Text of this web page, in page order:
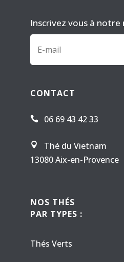
Inscrivez vous à
CONTACT
 06 69 43 42 33

Thé du Vietnam
13080 Aix-en-Provence
NOS THÉS
PAR TYPES :
Thés Verts